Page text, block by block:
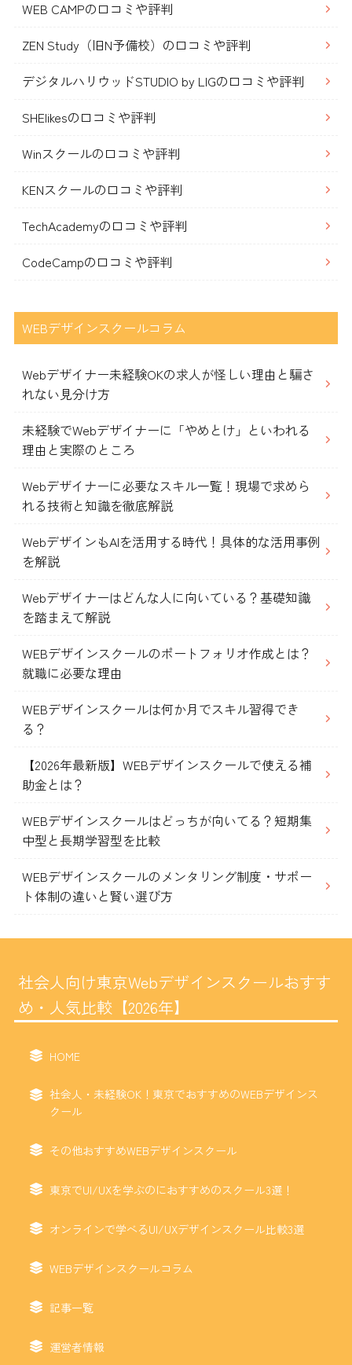
WEB CAMPの口コミや評判
ZEN Study（旧N予備校）の口コミや評判
デジタルハリウッドSTUDIO by LIGの口コミや評判
SHElikesの口コミや評判
Winスクールの口コミや評判
KENスクールの口コミや評判
TechAcademyの口コミや評判
CodeCampの口コミや評判
WEBデザインスクールコラム
Webデザイナー未経験OKの求人が怪しい理由と騙さ
れない見分け方
未経験でWebデザイナーに「やめとけ」といわれる
理由と実際のところ
Webデザイナーに必要なスキル一覧！現場で求めら
れる技術と知識を徹底解説
WebデザインもAIを活用する時代！具体的な活用事例
を解説
Webデザイナーはどんな人に向いている？基礎知識
を踏まえて解説
WEBデザインスクールのポートフォリオ作成とは？
就職に必要な理由
WEBデザインスクールは何か月でスキル習得でき
る？
【2026年最新版】WEBデザインスクールで使える補
助金とは？
WEBデザインスクールはどっちが向いてる？短期集
中型と長期学習型を比較
WEBデザインスクールのメンタリング制度・サポー
ト体制の違いと賢い選び方
社会人向け東京Webデザインスクールおすす
め・人気比較【2026年】
HOME
社会人・未経験OK！東京でおすすめのWEBデザインス
クール
その他おすすめWEBデザインスクール
東京でUI/UXを学ぶのにおすすめのスクール3選！
オンラインで学べるUI/UXデザインスクール比較3選
WEBデザインスクールコラム
記事一覧
運営者情報